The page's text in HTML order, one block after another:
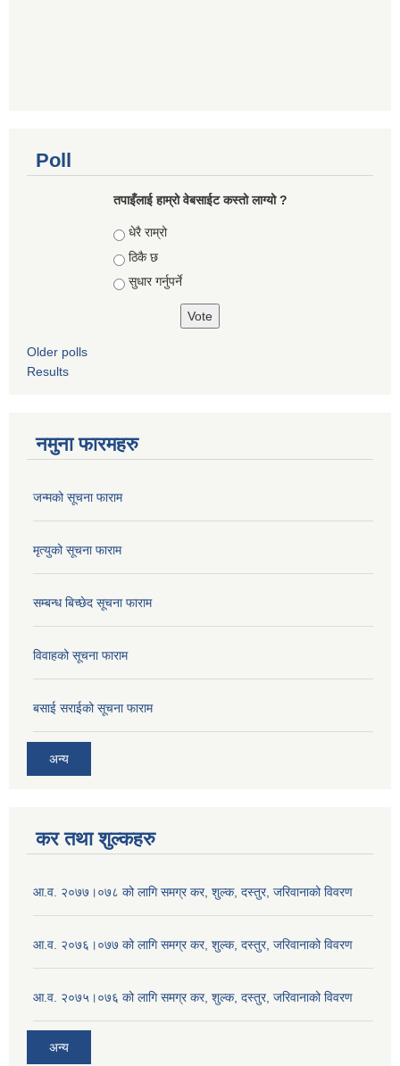
Poll
तपाइँलाई हाम्रो वेबसाईट कस्तो लाग्यो ?
Choices
धेरै राम्रो
ठिकै छ
सुधार गर्नुपर्ने
Older polls
Results
नमुना फारमहरु
जन्मको सूचना फाराम
मृत्युको सूचना फाराम
सम्बन्ध बिच्छेद सूचना फाराम
विवाहको सूचना फाराम
बसाई सराईको सूचना फाराम
अन्य
कर तथा शुल्कहरु
आ.व. २०७७।०७८ को लागि समग्र कर, शुल्क, दस्तुर, जरिवानाको विवरण
आ.व. २०७६।०७७ को लागि समग्र कर, शुल्क, दस्तुर, जरिवानाको विवरण
आ.व. २०७५।०७६ को लागि समग्र कर, शुल्क, दस्तुर, जरिवानाको विवरण
अन्य